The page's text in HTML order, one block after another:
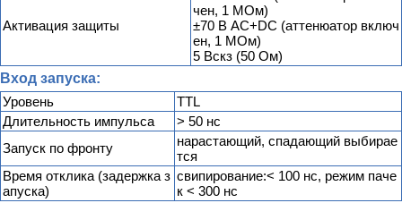
Активация защиты
чен, 1 МОм)
±70 В AC+DC (аттенюатор включ
ен, 1 МОм)
5 Вскз (50 Ом)
Вход запуска:
Уровень
TTL
Длительность импульса
> 50 нс
Запуск по фронту
нарастающий, спадающий выбирае
тся
Время отклика (задержка з
апуска)
свипирование:< 100 нс, режим паче
к < 300 нс